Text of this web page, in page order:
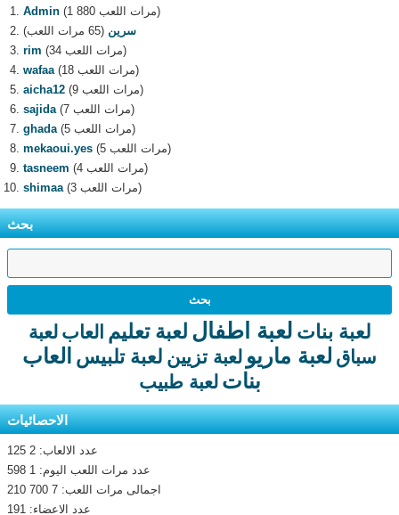
Admin
(1 880 مرات اللعب)
سرين (65 مرات اللعب)
rim
(34 مرات اللعب)
wafaa
(18 مرات اللعب)
aicha12
(9 مرات اللعب)
sajida
(7 مرات اللعب)
ghada
(5 مرات اللعب)
mekaoui.yes
(5 مرات اللعب)
tasneem
(4 مرات اللعب)
shimaa
(3 مرات اللعب)
بحث
لعبة بنات لعبة اطفال لعبة تعليم العاب لعبة
سباق لعبة ماريو لعبة تزيين لعبة تلبيس العاب
بنات لعبة طبيب
الاحصائيات
عدد الالعاب: 2 125
عدد مرات اللعب اليوم: 1 598
اجمالى مرات اللعب: 7 700 210
عدد الاعضاء: 191